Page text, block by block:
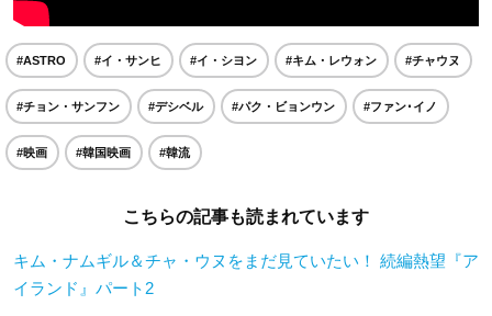
#ASTRO #イ・サンヒ #イ・シヨン #キム・レウォン #チャウヌ
#チョン・サンフン #デシベル #パク・ビョンウン #ファン･イノ
#映画 #韓国映画 #韓流
こちらの記事も読まれています
キム・ナムギル＆チャ・ウヌをまだ見ていたい！ 続編熱望『ア
イランド』パート2